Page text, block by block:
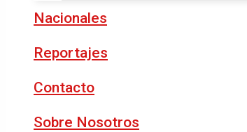
Nacionales
Reportajes
Contacto
Sobre Nosotros